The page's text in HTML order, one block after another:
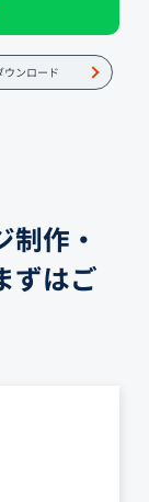
ウンロード
作・
ずはご